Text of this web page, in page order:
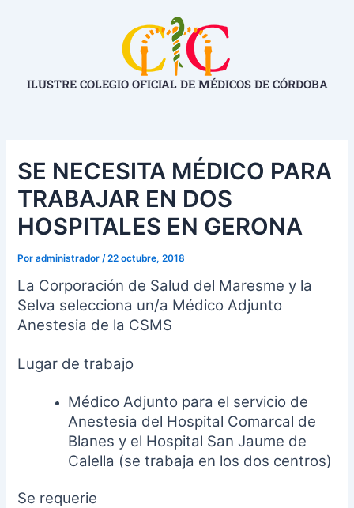
ILUSTRE COLEGIO OFICIAL DE MÉDICOS DE CÓRDOBA
SE NECESITA MÉDICO PARA
TRABAJAR EN DOS
HOSPITALES EN GERONA
Poradministrador /22 octubre, 2018
La Corporación de Salud del Maresme y la
Selva selecciona un/a Médico Adjunto
Anestesia de la CSMS
Lugar de trabajo
Médico Adjunto para el servicio de
Anestesia del Hospital Comarcal de
Blanes y el Hospital San Jaume de
Calella (se trabaja en los dos centros)
Se requerie